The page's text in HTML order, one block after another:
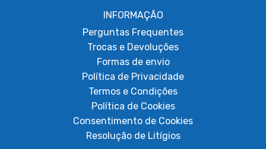
INFORMAÇÃO
Perguntas Frequentes
Trocas e Devoluções
Formas de envio
Política de Privacidade
Termos e Condições
Política de Cookies
Consentimento de Cookies
Resolução de Litígios